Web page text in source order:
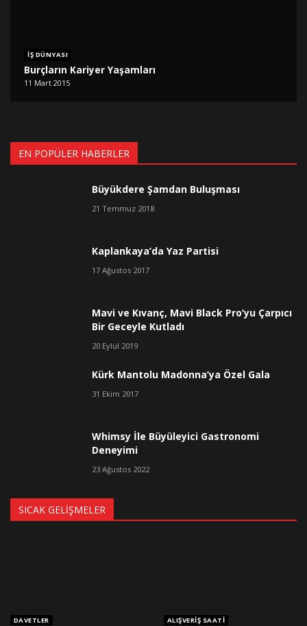
İŞ DÜNYASI
Burçların Kariyer Yaşamları
11 Mart 2015
EN POPÜLER HABERLER
Büyükdere Şamdan Buluşması
21 Temmuz 2018
Kaplankaya’da Yaz Partisi
17 Ağustos 2017
Mavi ve Kıvanç, Mavi Black Pro’yu Çarpıcı
Bir Geceyle Kutladı
20 Eylül 2019
Kürk Mantolu Madonna’ya Özel Gala
31 Ekim 2017
Whimsy İle Büyüleyici Gastronomi
Deneyimi
23 Ağustos 2022
SICAK GELIŞMELER
DAVETLER ALIŞVERIŞ SAATI